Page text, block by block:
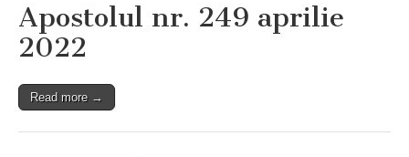
Apostolul nr. 249 aprilie
2022
Read more →